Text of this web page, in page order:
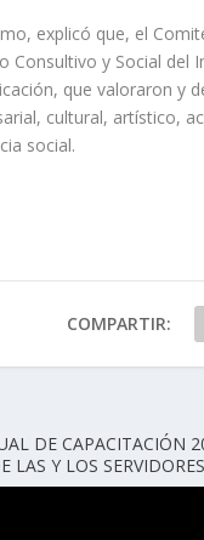
explicó que, el
Consultivo y Social del
que valoraron y
cultural, artístico,
social.
COMPARTIR:
DE CAPACITACIÓN
LAS Y LOS